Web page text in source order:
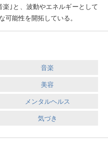
｣と、波動やエネルギーとして
能性を開拓している。
音楽
美容
メンタルヘルス
気づき